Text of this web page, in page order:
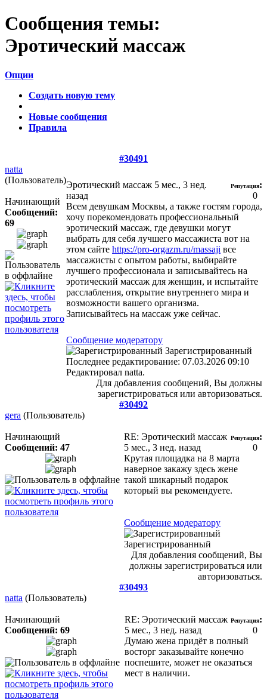
Сообщения темы:
Эротический массаж
Опции
Создать новую тему
Новые сообщения
Правила
#30491
natta
(Пользователь)
Начинающий
Сообщений:
69
Эротический массаж 5 мес., 3 нед.
назад
Репутация:
0
Всем девушкам Москвы, а также гостям города,
хочу порекомендовать профессиональный
эротический массаж, где девушки могут
выбрать для себя лучшего массажиста вот на
этом сайте https://pro-orgazm.ru/massaji все
массажисты с опытом работы, выбирайте
лучшего профессионала и записывайтесь на
эротический массаж для женщин, и испытайте
расслабления, открытие внутреннего мира и
возможности вашего организма.
Записывайтесь на массаж уже сейчас.
Сообщение модератору
Зарегистрированный
Последнее редактирование: 07.03.2026 09:10
Редактировал natta.
Для добавления сообщений, Вы должны
зарегистрироваться или авторизоваться.
#30492
gera (Пользователь)
Начинающий
Сообщений: 47
RE: Эротический массаж
5 мес., 3 нед. назад
Репутация:
0
Крутая площадка на 8 марта
наверное закажу здесь жене
такой шикарный подарок
который вы рекомендуете.
Сообщение модератору
Зарегистрированный
Для добавления сообщений, Вы
должны зарегистрироваться или
авторизоваться.
#30493
natta (Пользователь)
Начинающий
Сообщений: 69
RE: Эротический массаж
5 мес., 3 нед. назад
Репутация:
0
Думаю жена придёт в полный
восторг заказывайте конечно
поспешите, может не оказаться
мест в наличии.